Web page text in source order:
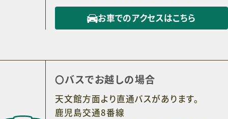
お車でのアクセスはこちら
バスでお越しの場合
天文館方面より直通バスがあります。
鹿児島交通8番線